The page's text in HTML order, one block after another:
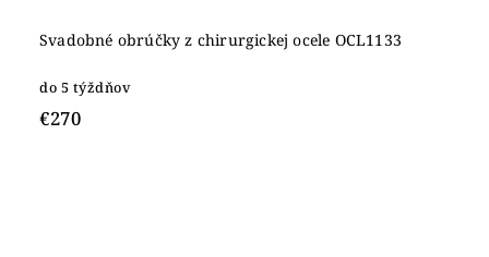
Svadobné obrúčky z chirurgickej ocele OCL1133
do 5 týždňov
€270